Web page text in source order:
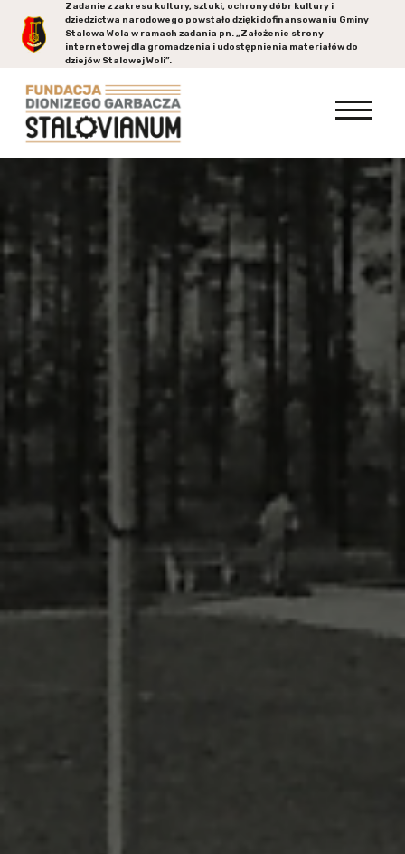
Zadanie z zakresu kultury, sztuki, ochrony dóbr kultury i
dziedzictwa narodowego powstało dzięki dofinansowaniu Gminy
Stalowa Wolaw ramach zadania pn. „Założenie strony
internetowej dla gromadzenia i udostępnienia materiałów do
dziejów Stalowej Woli”.